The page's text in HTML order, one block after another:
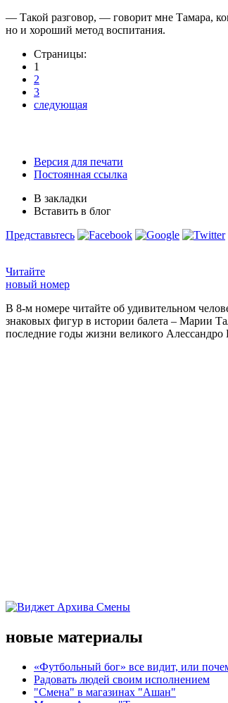
— Такой разговор, — говорит мне Тамара,
но и хороший метод воспитания.
Страницы:
1
2
3
следующая
Версия для печати
Постоянная ссылка
В закладки
Вставить в блог
Представьтесь
Читайте
новый номер
В 8-м номере читайте об удивительном
знаковых фигур в истории балета – Марии
последние годы жизни великого
новые материалы
«Футбольный бог» все видит, или
Радовать людей своим исполнением
"Смена" в магазинах "Ашан"